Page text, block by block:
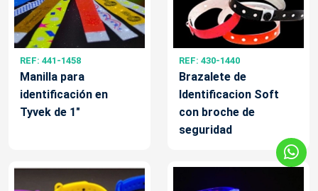
REF: 441-1458
Manilla para
identificación en
Tyvek de 1"
REF: 430-1440
Brazalete de
Identificacion Soft
con broche de
seguridad